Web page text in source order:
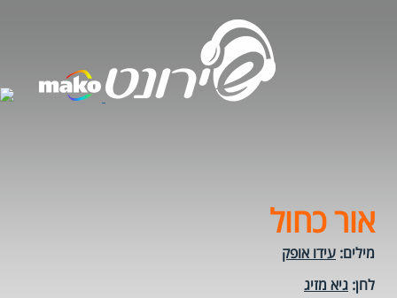
אור כחול
מילים: עידו אופק
לחן: גיא מזיג